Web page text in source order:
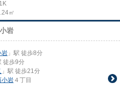
㎡
岩
岩 」駅 徒歩8分
徒歩9分
」駅 徒歩21分
小岩 ４丁目